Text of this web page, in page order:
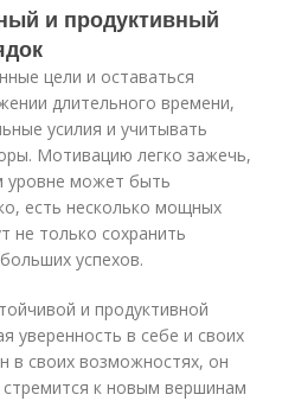
и продуктивный
цели и оставаться
длительного времени,
усилия и учитывать
Мотивацию легко зажечь,
уровне может быть
есть несколько мощных
не только сохранить
успехов.
и продуктивной
уверенность в себе и своих
в своих возможностях, он
к новым вершинам